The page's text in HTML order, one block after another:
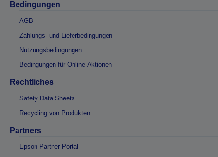
Bedingungen
AGB
Zahlungs- und Lieferbedingungen
Nutzungsbedingungen
Bedingungen für Online-Aktionen
Rechtliches
Safety Data Sheets
Recycling von Produkten
Partners
Epson Partner Portal